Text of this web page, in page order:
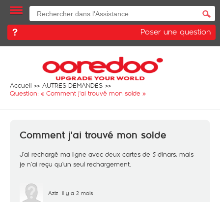
Poser une question
Accueil
AUTRES DEMANDES
Question: « Comment j'ai trouvé mon solde »
Comment j'ai trouvé mon solde
J’ai rechargé ma ligne avec deux cartes de 5 dinars, mais
je n’ai reçu qu’un seul rechargement.
Aziz il y a 2 mois